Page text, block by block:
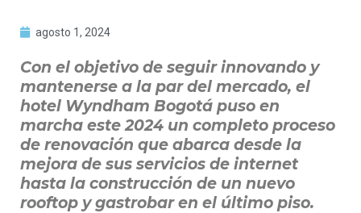
agosto 1, 2024
Con el objetivo de seguir innovando y
mantenerse a la par del mercado, el
hotel Wyndham Bogotá puso en
marcha este 2024 un completo proceso
de renovación que abarca desde la
mejora de sus servicios de internet
hasta la construcción de un nuevo
rooftop y gastrobar en el último piso.